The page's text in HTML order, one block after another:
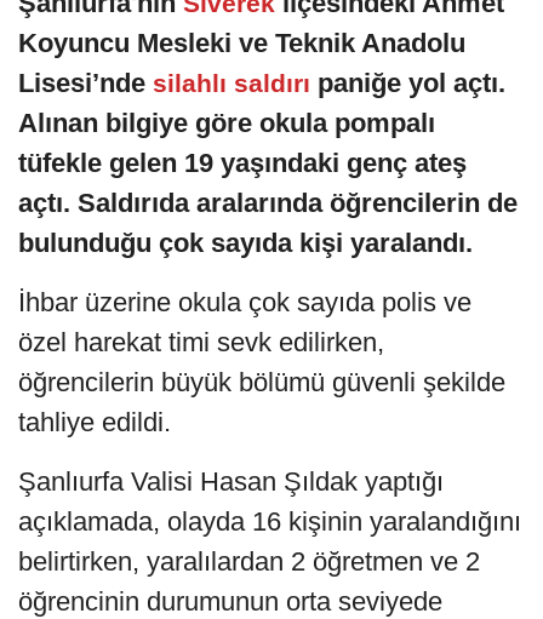
Koyuncu Mesleki ve Teknik Anadolu
Lisesi’nde silahlı saldırı paniğe yol açtı.
Alınan bilgiye göre okula pompalı
tüfekle gelen 19 yaşındaki genç ateş
açtı. Saldırıda aralarında öğrencilerin de
bulunduğu çok sayıda kişi yaralandı.
İhbar üzerine okula çok sayıda polis ve
özel harekat timi sevk edilirken,
öğrencilerin büyük bölümü güvenli şekilde
tahliye edildi.
Şanlıurfa Valisi Hasan Şıldak yaptığı
açıklamada, olayda 16 kişinin yaralandığını
belirtirken, yaralılardan 2 öğretmen ve 2
öğrencinin durumunun orta seviyede